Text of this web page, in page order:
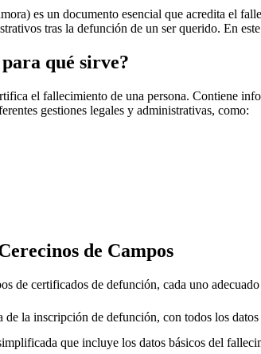
es un documento esencial que acredita el
tras la defunción de un ser querido. En
qué sirve?
el fallecimiento de una persona. Contiene
gestiones legales y administrativas, como:
de Campos
de certificados de defunción, cada uno
de la inscripción de defunción, con todos los
que incluye los datos básicos del